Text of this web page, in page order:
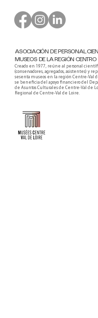
ASOCIACIÓN DE PERSONAL
MUSEOS DE LA REGIÓN CENTRO
Creado en 1977, reúne al personal
(conservadores, agregados, asistentes) y
sesenta museos en la región Centre-Val
se beneficia del apoyo financiero del
de Asuntos Culturales de Centre-Val de
Regional de Centre-Val de Loire.